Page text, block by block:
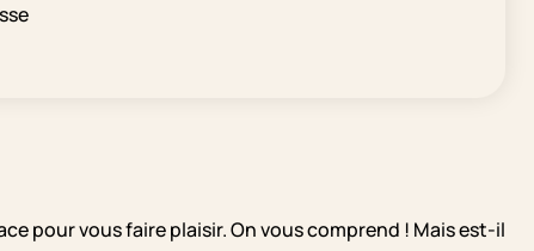
pour vous faire plaisir. On vous comprend ! Mais est-il